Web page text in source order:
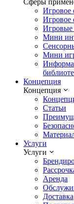
Сферы
Игровое
Игровое
Игровые
Мини
Мини
Концепция
Концепция
Статьи
Услуги
Услуги
Аренда
Доставка